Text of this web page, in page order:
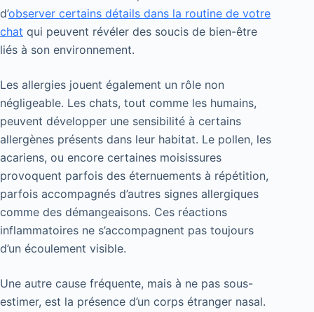
d’observer certains détails dans la routine de votre
chat qui peuvent révéler des soucis de bien-être
liés à son environnement.
Les allergies jouent également un rôle non
négligeable. Les chats, tout comme les humains,
peuvent développer une sensibilité à certains
allergènes présents dans leur habitat. Le pollen, les
acariens, ou encore certaines moisissures
provoquent parfois des éternuements à répétition,
parfois accompagnés d’autres signes allergiques
comme des démangeaisons. Ces réactions
inflammatoires ne s’accompagnent pas toujours
d’un écoulement visible.
Une autre cause fréquente, mais à ne pas sous-
estimer, est la présence d’un corps étranger nasal.